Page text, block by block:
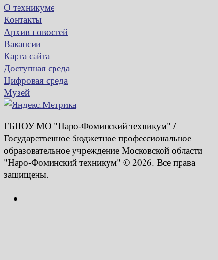
О техникуме
Контакты
Архив новостей
Вакансии
Карта сайта
Доступная среда
Цифровая среда
Музей
ГБПОУ МО "Наро-Фоминский техникум" /
Государственное бюджетное профессиональное
образовательное учреждение Московской области
"Наро-Фоминский техникум" © 2026. Все права
защищены.